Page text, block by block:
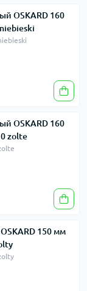
OSKARD 160
OSKARD 160
zolte
150 мм